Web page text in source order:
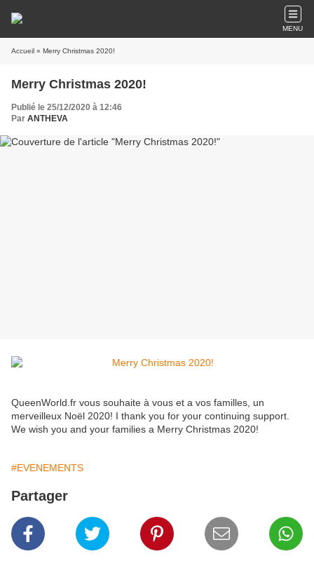
MENU
Accueil » Merry Christmas 2020!
Merry Christmas 2020!
Publié le 25/12/2020 à 12:46
Par ANTHEVA
QueenWorld.fr vous souhaite à vous et a vos familles, un
merveilleux Noël 2020! I thank you for your continuing support.
We wish you and your families a Merry Christmas 2020!
#EVENEMENTS
Partager